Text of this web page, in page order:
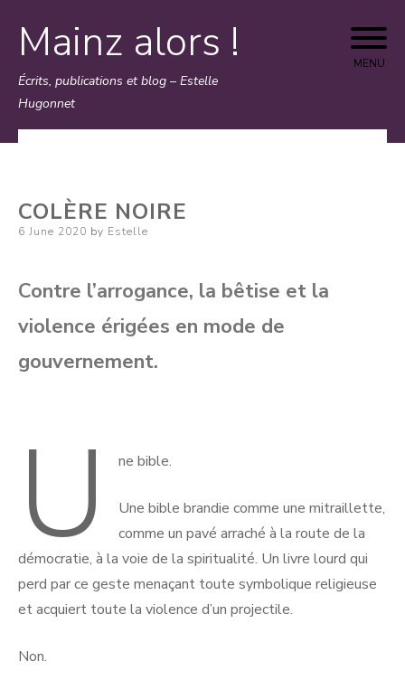
Skip
to
content
Mainz alors !
Écrits, publications et blog – Estelle
Hugonnet
MENU
COLÈRE NOIRE
Posted
6 June 2020 by Estelle
Contre l’arrogance, la bêtise et la
violence érigées en mode de
gouvernement.
U ne bible.
Une bible brandie comme une mitraillette,
comme un pavé arraché à la route de la
démocratie, à la voie de la spiritualité. Un livre lourd qui
perd par ce geste menaçant toute symbolique religieuse
et acquiert toute la violence d’un projectile.
Non.